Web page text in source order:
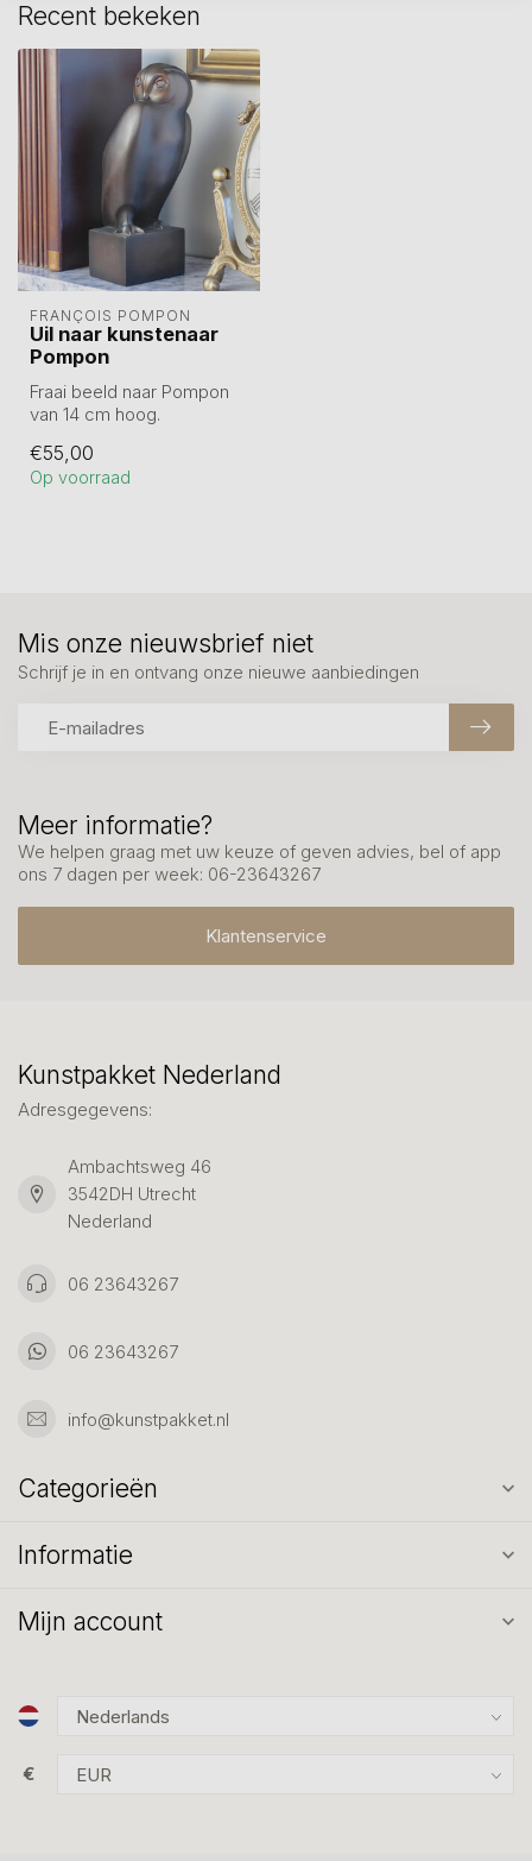
Recent bekeken
FRANÇOIS POMPON
Uil naar kunstenaar
Pompon
Fraai beeld naar Pompon
van 14 cm hoog.
€55,00
Op voorraad
Meer informatie?
We helpen graag met uw keuze of geven advies, bel of app
ons 7 dagen per week: 06-23643267
Klantenservice
Mis onze nieuwsbrief niet
Schrijf je in en ontvang onze nieuwe aanbiedingen
Kunstpakket Nederland
Adresgegevens:
Ambachtsweg 46
3542DH Utrecht
Nederland
06 23643267
06 23643267
info@kunstpakket.nl
Categorieën
Informatie
Mijn account
€